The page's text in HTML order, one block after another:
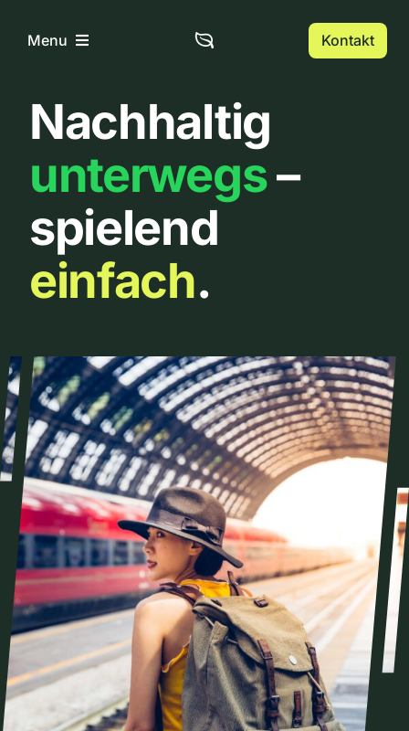
InhaltMenu
Home
Über uns
Urbanlist
Kontakt
Nachhaltig
unterwegs–
spielend
einfach.